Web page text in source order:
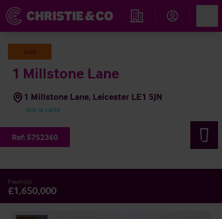
Rechercher un hôtel
Sold
1 Millstone Lane
1 Millstone Lane, Leicester LE1 5JN
Voir la carte
Ref: 5752360
Freehold
£1,650,000